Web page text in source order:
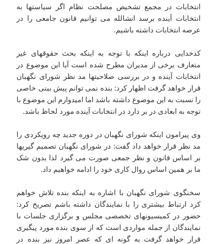
انتخابات در مجمع تشخیص مصلحت نظام اگر سیاستها به
انتخابات آینده برسد انشالله می توانیم قانون جامعی را در
عرصه انتخابات داشته باشیم.
کدخدایی درباره اینکه با توجه به اینکه بحث حقوقهای غیر
متعارف برخی از مدیران مطرح شده است آیا این موضوع در
انتخابات آینده و در بررسی صلاحیتها مد نظر شورای نگهبان
قرار خواهد گرفت اظهار کرد: بنده نمی توانم پیش بینی خاصی
را نسبت به این موضوع داشته باشد اما امیدوارم این موضوع با
توجه به ابعادی در بر دارد در انتخابات آینده مورد لحاظ باشد.
وی پیرامون اینکه شورای نگهبان در دوره جدید چه رویکردی را
مد نظر قرار خواهد داد گفت: در شورای نگهبان تصمیم گیریها
بر اساس قانون و نظر جمعی صورت می گیرد لذا بدون شک
ما بر همین اساس روال کاری خود را ادامه خواهیم داد.
سخنگوی شورای نگهبان با اشاره به اینکه بنده تلاش خواهم
کرد ارتباط بیشتری را با نمایندگان داشته باشم تصریح کرد:
حضور در کمیسیونهای تخصصی مجلس و برگزاری جلسات با
نمایندگان از جمله مواردی است که از سوی بنده مورد پیگیری
قرار خواهد گرفت به گونه ای که عصر امروز نیز بنده در